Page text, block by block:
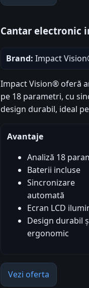
Cantar electronic
Brand: Impact
Impact Vision® oferă
pe 18 parametri, cu
design durabil, ideal
Avantaje
Analiză 18
Baterii incluse
Sincronizare
automată
Ecran LCD
Design durabil
ergonomic
Vezi oferta